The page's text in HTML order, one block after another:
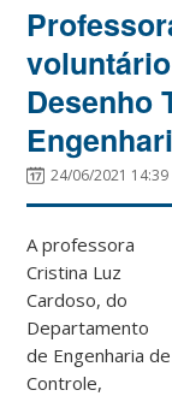
Desenho
24/06/2021 14:39
A professora
Cristina Luz
Cardoso, do
Departamento
de Engenharia de
Controle,